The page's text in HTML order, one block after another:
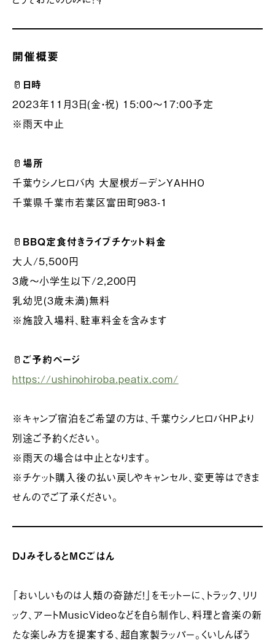
開催概要
🥛 日時
2023年11月3日(金・祝) 15:00〜17:00予定
※雨天中止
🥛 場所
千葉ウシノヒロバ内 大屋根ガーデンYAHHO
千葉県千葉市若葉区富田町983-1
🥛 BBQ定食付きライブチケット料金
大人/5,500円
3歳〜小学生以下/2,200円
乳幼児(3歳未満)無料
※施設入場料、駐車料金を含みます
🥛 ご予約ページ
https://ushinohiroba.peatix.com/
※キャンプ宿泊をご希望の方は、千葉ウシノヒロバHPより
別途ご予約ください。
※雨天の場合は中止となります。
※チケット購入後の払い戻しやキャンセル、変更等はできま
せんのでご了承ください。
DJみそしるとMCごはん
「おいしいものは人類の奇跡だ！」をモットーに、トラック、リリ
ック、アートMusicVideoなどを自ら制作し、料理と音楽の新
たな楽しみ方を提案する、超自家製ラッパー。くいしんぼう